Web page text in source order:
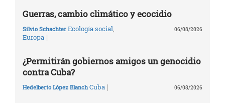
Guerras, cambio climático y ecocidio
Silvio Schachter Ecología social
Europa |
06/08/2026
¿Permitirán gobiernos amigos un genocidio
contra Cuba?
Hedelberto López Blanch Cuba | 06/08/2026